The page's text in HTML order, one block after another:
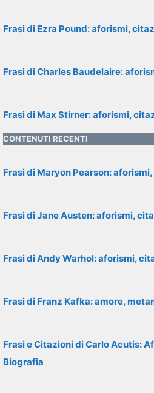
Frasi di Ezra Pound: aforismi,
Frasi di Charles Baudelaire:
Frasi di Max Stirner: aforismi,
CONTENUTI RECENTI
Frasi di Maryon Pearson:
Frasi di Jane Austen: aforismi,
Frasi di Andy Warhol: aforismi,
Frasi di Franz Kafka: amore,
Frasi e Citazioni di Carlo Acutis:
Biografia